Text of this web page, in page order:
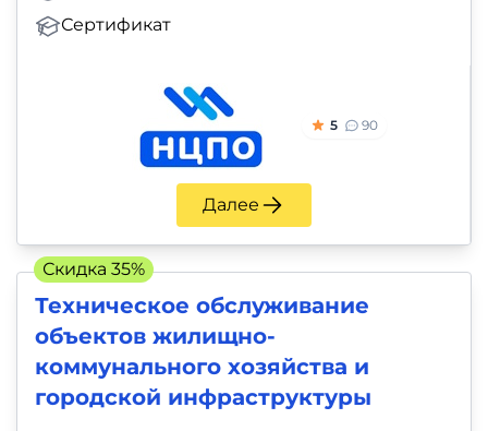
Сертификат
5 90
Далее
Техническое обслуживание
объектов жилищно-
коммунального хозяйства и
городской инфраструктуры
Скидка 35%